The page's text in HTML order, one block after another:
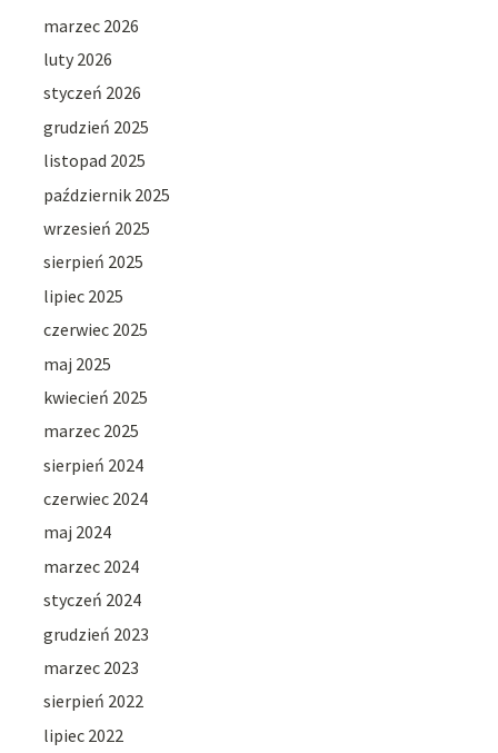
marzec 2026
luty 2026
styczeń 2026
grudzień 2025
listopad 2025
październik 2025
wrzesień 2025
sierpień 2025
lipiec 2025
czerwiec 2025
maj 2025
kwiecień 2025
marzec 2025
sierpień 2024
czerwiec 2024
maj 2024
marzec 2024
styczeń 2024
grudzień 2023
marzec 2023
sierpień 2022
lipiec 2022